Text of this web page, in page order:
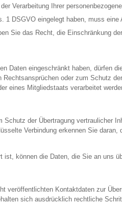
Verarbeitung Ihrer
1 DSGVO eingelegt haben, muss
Sie das Recht, die Einschränkung
Daten eingeschränkt haben, dürfen
oder zum Schutz
eines Mitgliedstaats verarbeitet
der Übertragung vertraulicher
Verbindung erkennen Sie
ist, können die Daten, die Sie an uns
veröffentlichten Kontaktdaten zur
sich ausdrücklich rechtliche